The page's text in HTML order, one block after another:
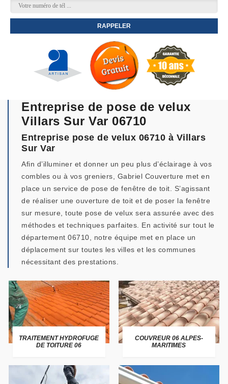
Entreprise de pose de velux
Villars Sur Var 06710
Entreprise pose de velux 06710 à Villars
Sur Var
Afin d’illuminer et donner un peu plus d’éclairage à vos
combles ou à vos greniers, Gabriel Couverture met en
place un service de pose de fenêtre de toit. S’agissant
de réaliser une ouverture de toit et de poser la fenêtre
sur mesure, toute pose de velux sera assurée avec des
méthodes et techniques parfaites. En activité sur tout le
département 06710, notre équipe met en place un
déplacement sur toutes les villes et les communes
nécessitant des prestations.
TRAITEMENT HYDROFUGE
DE TOITURE 06
COUVREUR 06 ALPES-
MARITIMES